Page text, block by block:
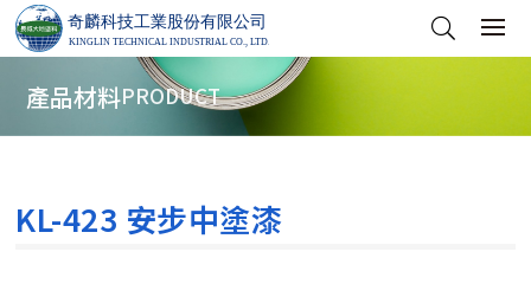
產品材料PRODUCT
KL-423 安步中塗漆